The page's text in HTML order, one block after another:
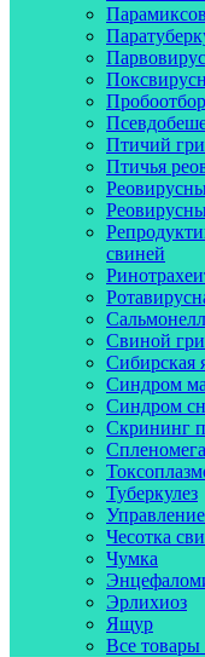
Пробоотбор
Птичий
Птичья
свиней
Свиной
Сибирская
Синдром
Синдром
Скрининг
Туберкулез
Чесотка
Чумка
Эрлихиоз
Ящур
Все товары